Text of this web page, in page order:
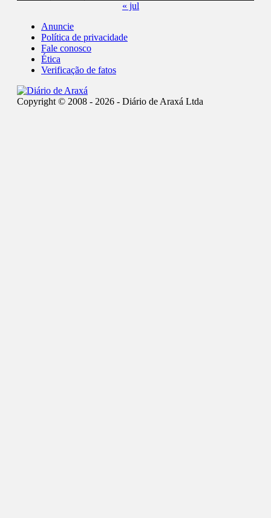
« jul
Anuncie
Política de privacidade
Fale conosco
Ética
Verificação de fatos
Copyright © 2008 - 2026 - Diário de Araxá Ltda